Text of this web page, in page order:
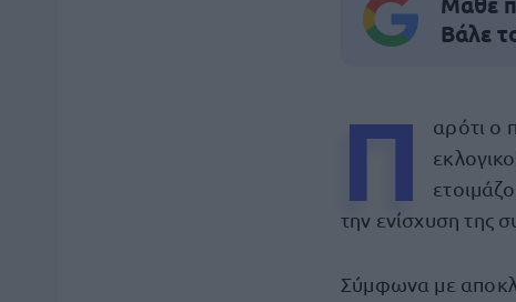
Βάλε
Π
αρότι ο
την ενίσχυση της
Σύμφωνα με